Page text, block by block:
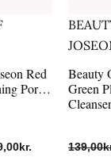
Red
Pore
kr.
Beauty
Green
Cleanser
139,00